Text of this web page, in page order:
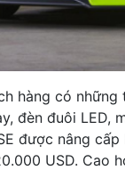
hàng có
đèn đuôi LED,
được nâng
USD. Cao